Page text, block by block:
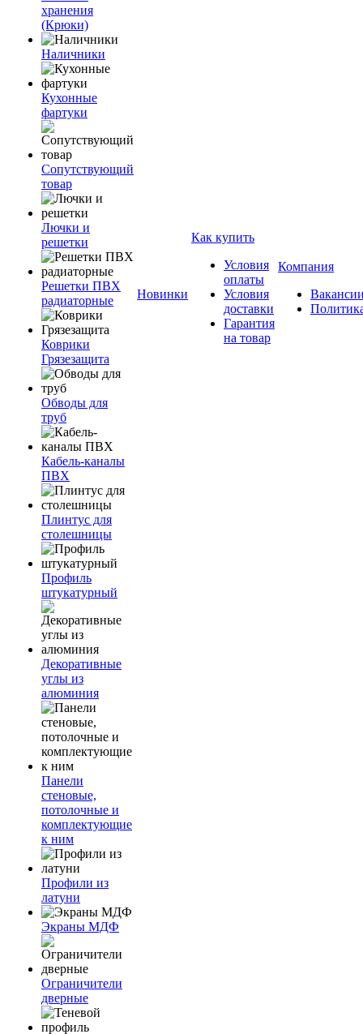
хранения
(Крюки)
Наличники
Кухонные
фартуки
Сопутствующий
товар
Лючки и
решетки
Решетки ПВХ
радиаторные
Коврики
Грязезащита
Обводы для
труб
Кабель-каналы
ПВХ
Плинтус для
столешницы
Профиль
штукатурный
Декоративные
углы из
алюминия
Панели
стеновые,
потолочные и
комплектующие
к ним
Профили из
латуни
Экраны МДФ
Ограничители
дверные
Новинки
Как купить
Условия
оплаты
Условия
доставки
Гарантия
на товар
Компания